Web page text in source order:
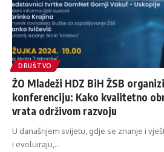
DRUŠTVO
ŽO Mladeži HDZ BiH ŽSB
konferenciju: Kako kvalitetno
vrata održivom razvoju
U današnjem svijetu, gdje se znanje i
i evoluiraju, …